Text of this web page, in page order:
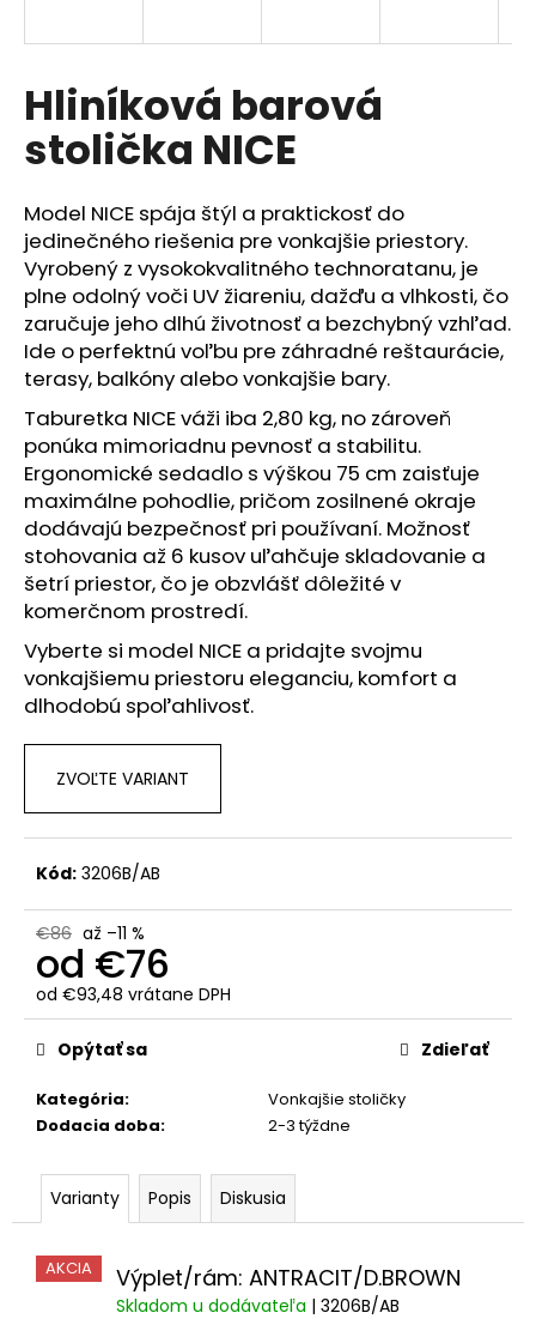
Hliníková barová
stolička NICE
Model NICE spája štýl a praktickosť do
jedinečného riešenia pre vonkajšie priestory.
Vyrobený z vysokokvalitného technoratanu, je
plne odolný voči UV žiareniu, dažďu a vlhkosti, čo
zaručuje jeho dlhú životnosť a bezchybný vzhľad.
Ide o perfektnú voľbu pre záhradné reštaurácie,
terasy, balkóny alebo vonkajšie bary.
Taburetka NICE váži iba 2,80 kg, no zároveň
ponúka mimoriadnu pevnosť a stabilitu.
Ergonomické sedadlo s výškou 75 cm zaisťuje
maximálne pohodlie, pričom zosilnené okraje
dodávajú bezpečnosť pri používaní. Možnosť
stohovania až 6 kusov uľahčuje skladovanie a
šetrí priestor, čo je obzvlášť dôležité v
komerčnom prostredí.
Vyberte si model NICE a pridajte svojmu
vonkajšiemu priestoru eleganciu, komfort a
dlhodobú spoľahlivosť.
ZVOĽTE VARIANT
Kód: 3206B/AB
€86 až –11 %
od €76
od €93,48 vrátane DPH
Jednotková
cena:
Kategória:
Vonkajšie stoličky
Dodacia doba: 2-3 týždne
Opýtať sa Zdieľať
Varianty Popis Diskusia
AKCIA Výplet/rám: ANTRACIT/D.BROWN
Skladom u dodávateľa | 3206B/AB
s
ť
?
HĽADAŤ
O
d
p
o
r
ú
č
a
m
e